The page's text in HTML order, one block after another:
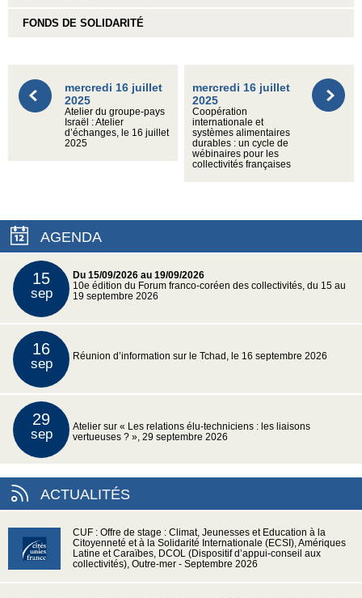
FONDS DE SOLIDARITÉ
mercredi 16 juillet
2025
Atelier du groupe-pays
Israël : Atelier
d’échanges, le 16 juillet
2025
mercredi 16 juillet
2025
Coopération
internationale et
systèmes alimentaires
durables : un cycle de
wébinaires pour les
collectivités françaises
AGENDA
15
sep
Du 15/09/2026 au 19/09/2026
10e édition du Forum franco-coréen des collectivités, du 15 au
19 septembre 2026
16
sep Réunion d’information sur le Tchad, le 16 septembre 2026
29
sep
Atelier sur « Les relations élu-techniciens : les liaisons
vertueuses ? », 29 septembre 2026
ACTUALITÉS
CUF : Offre de stage : Climat, Jeunesses et Education à la
Citoyenneté et à la Solidarité Internationale (ECSI), Amériques
Latine et Caraïbes, DCOL (Dispositif d’appui-conseil aux
collectivités), Outre-mer - Septembre 2026